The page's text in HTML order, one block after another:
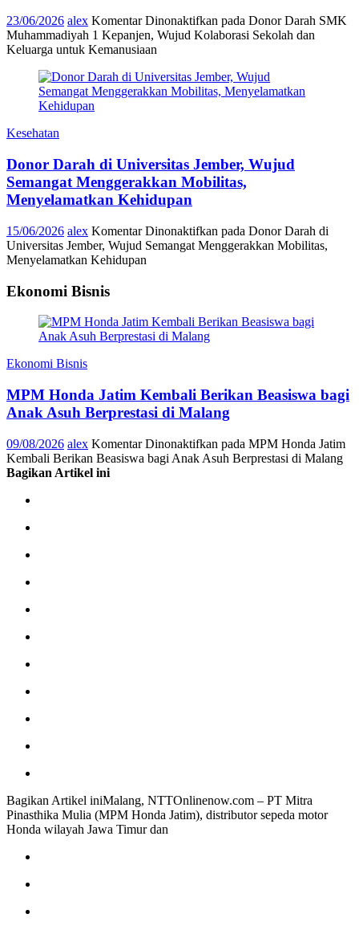
23/06/2026 alex Komentar Dinonaktifkan pada Donor Darah SMK
Muhammadiyah 1 Kepanjen, Wujud Kolaborasi Sekolah dan
Keluarga untuk Kemanusiaan
Kesehatan
Donor Darah di Universitas Jember, Wujud
Semangat Menggerakkan Mobilitas,
Menyelamatkan Kehidupan
15/06/2026 alex Komentar Dinonaktifkan pada Donor Darah di
Universitas Jember, Wujud Semangat Menggerakkan Mobilitas,
Menyelamatkan Kehidupan
Ekonomi Bisnis
Ekonomi Bisnis
MPM Honda Jatim Kembali Berikan Beasiswa bagi
Anak Asuh Berprestasi di Malang
09/08/2026 alex Komentar Dinonaktifkan pada MPM Honda Jatim
Kembali Berikan Beasiswa bagi Anak Asuh Berprestasi di Malang
Bagikan Artikel ini
Bagikan Artikel iniMalang, NTTOnlinenow.com – PT Mitra
Pinasthika Mulia (MPM Honda Jatim), distributor sepeda motor
Honda wilayah Jawa Timur dan